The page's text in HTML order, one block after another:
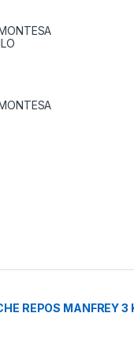
REPOS MANFREY 3